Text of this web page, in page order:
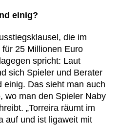
einig?
die im
25 Millionen Euro
spricht: Laut
sich Spieler und Berater
einig. Das sieht man auch
wo man den Spieler Naby
„Torreira räumt im
auf und ist ligaweit mit